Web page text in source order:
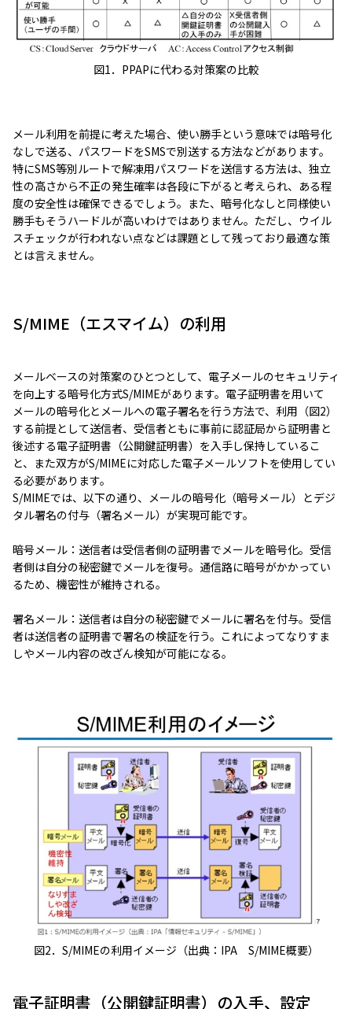
図1．PPAPに代わる対策案の比較
メール利用を前提に考えた場合、使い勝手という意味では暗号化
なしで送る、パスワードをSMSで別送する方法などがあります。
特にSMS等別ルートで解凍用パスワードを送信する方法は、独立
性の高さから不正の発生確率は各段に下がると考えられ、ある程
度の安全性は確保できるでしょう。また、暗号化なしと同様使い
勝手もそうハードルが高いわけではありません。ただし、ウイル
スチェックが行われない点などは課題として残っており最適な策
とは言えません。
S/MIME（エスマイム）の利用
メールベースの対策案のひとつとして、電子メールのセキュリティ
を向上する暗号化方式S/MIMEがあります。電子証明書を用いて
メールの暗号化とメールへの電子署名を行う方法で、利用（図2）
する前提として送信者、受信者ともに事前に認証局から証明書と
後述する電子証明書（公開鍵証明書）を入手し保持しているこ
と、また双方がS/MIMEに対応した電子メールソフトを使用してい
る必要があります。
S/MIMEでは、以下の通り、メールの暗号化（暗号メール）とデジ
タル署名の付与（署名メール）が実現可能です。
暗号メール：送信者は受信者側の証明書でメールを暗号化。受信
者側は自分の秘密鍵でメールを復号。通信路に暗号がかかってい
るため、機密性が維持される。
署名メール：送信者は自分の秘密鍵でメールに署名を付与。受信
者は送信者の証明書で署名の検証を行う。これによってなりすま
しやメール内容の改ざん検知が可能になる。
図2．S/MIMEの利用イメージ（出典：IPA S/MIME概要）
電子証明書（公開鍵証明書）の入手、設定